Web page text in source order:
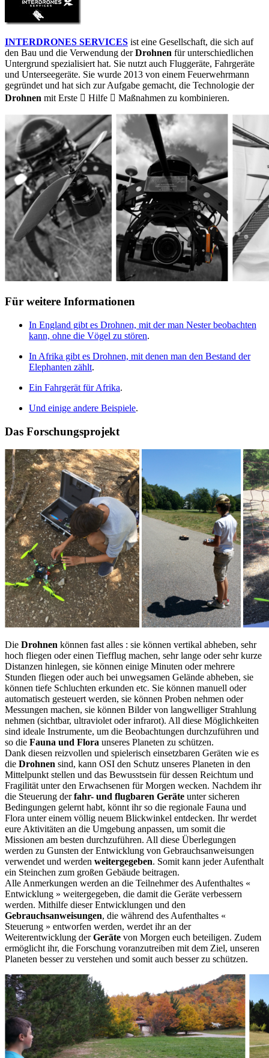
INTERDRONES SERVICES ist eine Gesellschaft, die sich auf
den Bau und die Verwendung derDrohnen für unterschiedlichen
Untergrund spezialisiert hat. Sie nutzt auch Fluggeräte, Fahrgeräte
und Unterseegeräte. Sie wurde 2013 von einem Feuerwehrmann
gegründet und hat sich zur Aufgabe gemacht, die Technologie der
Drohnen mit Erste  Hilfe  Maßnahmen zu kombinieren.
Für weitere Informationen
In England gibt es Drohnen, mit der man Nester beobachten
kann, ohne die Vögel zu stören.
In Afrika gibt es Drohnen, mit denen man den Bestand der
Elephanten zählt.
Ein Fahrgerät für Afrika.
Und einige andere Beispiele.
Das Forschungsprojekt
Die Drohnen können fast alles : sie können vertikal abheben, sehr
hoch fliegen oder einen Tiefflug machen, sehr lange oder sehr kurze
Distanzen hinlegen, sie können einige Minuten oder mehrere
Stunden fliegen oder auch bei unwegsamen Gelände abheben, sie
können tiefe Schluchten erkunden etc. Sie können manuell oder
automatisch gesteuert werden, sie können Proben nehmen oder
Messungen machen, sie können Bilder von langwelliger Strahlung
nehmen (sichtbar, ultraviolet oder infrarot). All diese Möglichkeiten
sind ideale Instrumente, um die Beobachtungen durchzuführen und
so die Fauna und Flora unseres Planeten zu schützen.
Dank diesen reizvollen und spielerisch einsetzbaren Geräten wie es
die Drohnen sind, kann OSI den Schutz unseres Planeten in den
Mittelpunkt stellen und das Bewusstsein für dessen Reichtum und
Fragilität unter den Erwachsenen für Morgen wecken. Nachdem ihr
die Steuerung derfahr- und flugbaren Geräte unter sicheren
Bedingungen gelernt habt, könnt ihr so die regionale Fauna und
Flora unter einem völlig neuem Blickwinkel entdecken. Ihr werdet
eure Aktivitäten an die Umgebung anpassen, um somit die
Missionen am besten durchzuführen. All diese Überlegungen
werden zu Gunsten der Entwicklung von Gebrauchsanweisungen
verwendet und werden weitergegeben. Somit kann jeder Aufenthalt
ein Steinchen zum großen Gebäude beitragen.
Alle Anmerkungen werden an die Teilnehmer des Aufenthaltes «
Entwicklung » weitergegeben, die damit die Geräte verbessern
werden. Mithilfe dieser Entwicklungen und den
Gebrauchsanweisungen, die während des Aufenthaltes «
Steuerung » entworfen werden, werdet ihr an der
Weiterentwicklung derGeräte von Morgen euch beteiligen. Zudem
ermöglicht ihr, die Forschung voranzutreiben mit dem Ziel, unseren
Planeten besser zu verstehen und somit auch besser zu schützen.